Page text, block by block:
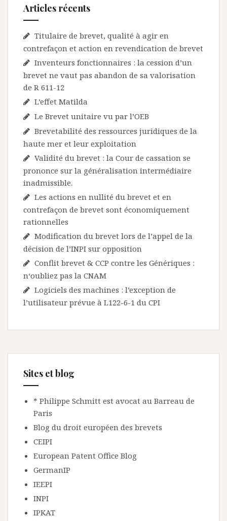
Articles récents
Titulaire de brevet, qualité à agir en
contrefaçon et action en revendication de brevet
Inventeurs fonctionnaires : la cession d’un
brevet ne vaut pas abandon de sa valorisation
de R 611-12
L’effet Matilda
Le Brevet unitaire vu par l’OEB
Brevetabilité des ressources juridiques de la
haute mer et leur exploitation
Validité du brevet : la Cour de cassation se
prononce sur la généralisation intermédiaire
inadmissible.
Les actions en nullité du brevet et en
contrefaçon de brevet sont économiquement
rationnelles
Modification du brevet lors de l’appel de la
décision de l’INPI sur opposition
Conflit brevet & CCP contre les Génériques :
n‘oubliez pas la CNAM
Logiciels des machines : l’exception de
l’utilisateur prévue à L122-6-1 du CPI
Sites et blog
* Philippe Schmitt est avocat au Barreau de
Paris
Blog du droit européen des brevets
CEIPI
European Patent Office Blog
GermanIP
IEEPI
INPI
IPKAT